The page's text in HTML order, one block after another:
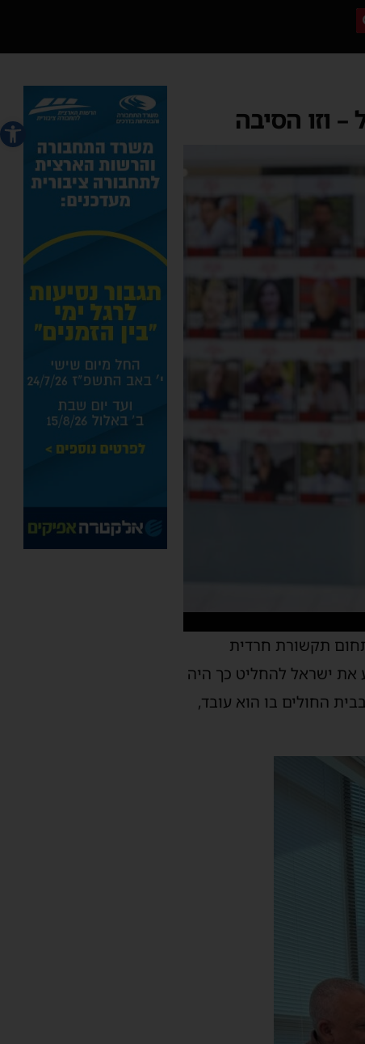
פתח וזו הסיבה
תקשורת חרדית
את ישראל להחליט כך היה
החולים בו הוא עובד,